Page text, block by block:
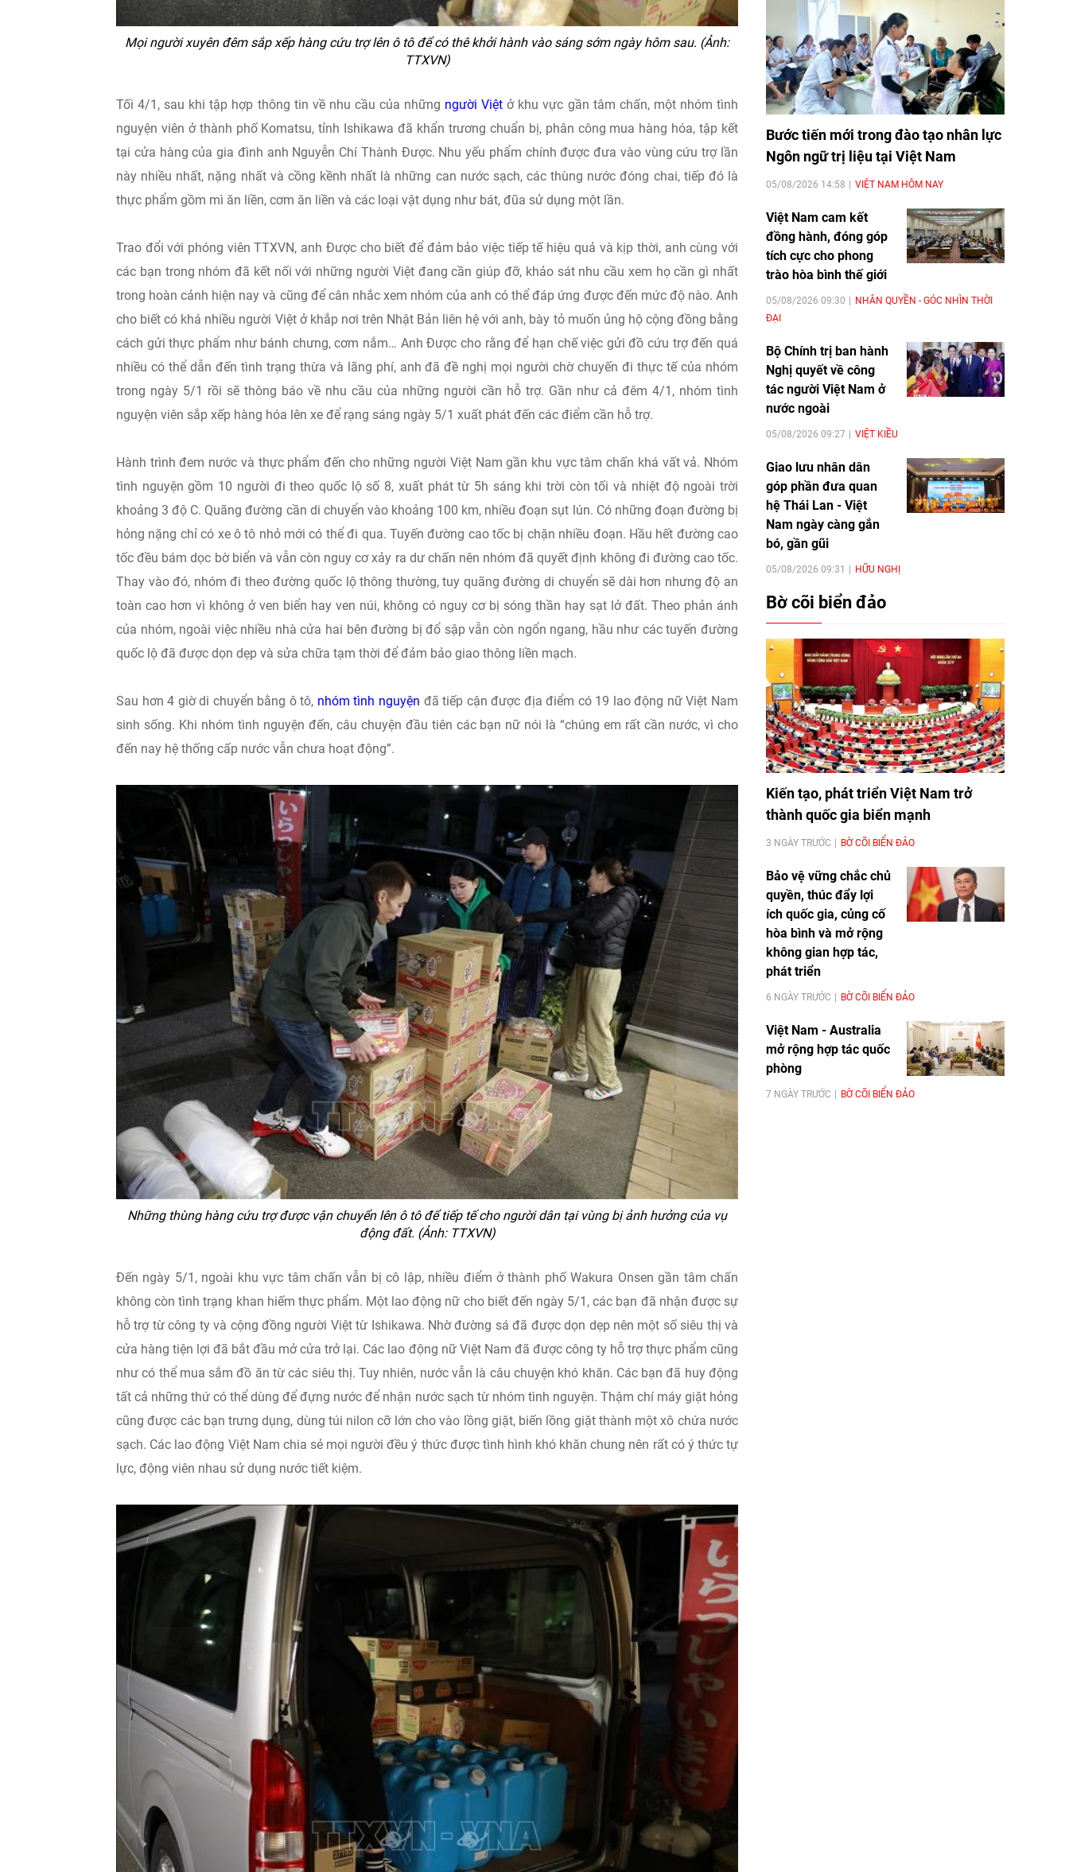
Mọi người xuyên đêm sắp xếp hàng cứu trợ lên ô tô để có thê khởi hành vào sáng sớm ngày hôm sau. (Ảnh:
TTXVN)
Tối 4/1, sau khi tập hợp thông tin về nhu cầu của những người Việt ở khu vực gần tâm chấn, một nhóm tình
nguyện viên ở thành phố Komatsu, tỉnh Ishikawa đã khẩn trương chuẩn bị, phân công mua hàng hóa, tập kết
tại cửa hàng của gia đình anh Nguyễn Chí Thành Được. Nhu yếu phẩm chính được đưa vào vùng cứu trợ lần
này nhiều nhất, nặng nhất và cồng kềnh nhất là những can nước sạch, các thùng nước đóng chai, tiếp đó là
thực phẩm gồm mì ăn liền, cơm ăn liền và các loại vật dụng như bát, đũa sử dụng một lần.
Trao đổi với phóng viên TTXVN, anh Được cho biết để đảm bảo việc tiếp tế hiệu quả và kịp thời, anh cùng với
các bạn trong nhóm đã kết nối với những người Việt đang cần giúp đỡ, khảo sát nhu cầu xem họ cần gì nhất
trong hoàn cảnh hiện nay và cũng để cân nhắc xem nhóm của anh có thể đáp ứng được đến mức độ nào. Anh
cho biết có khá nhiều người Việt ở khắp nơi trên Nhật Bản liên hệ với anh, bày tỏ muốn ủng hộ cộng đồng bằng
cách gửi thực phẩm như bánh chưng, cơm nắm… Anh Được cho rằng để hạn chế việc gửi đồ cứu trợ đến quá
nhiều có thể dẫn đến tình trạng thừa và lãng phí, anh đã đề nghị mọi người chờ chuyến đi thực tế của nhóm
trong ngày 5/1 rồi sẽ thông báo về nhu cầu của những người cần hỗ trợ. Gần như cả đêm 4/1, nhóm tình
nguyện viên sắp xếp hàng hóa lên xe để rạng sáng ngày 5/1 xuất phát đến các điểm cần hỗ trợ.
Hành trình đem nước và thực phẩm đến cho những người Việt Nam gần khu vực tâm chấn khá vất vả. Nhóm
tình nguyện gồm 10 người đi theo quốc lộ số 8, xuất phát từ 5h sáng khi trời còn tối và nhiệt độ ngoài trời
khoảng 3 độ C. Quãng đường cần di chuyển vào khoảng 100 km, nhiều đoạn sụt lún. Có những đoạn đường bị
hỏng nặng chỉ có xe ô tô nhỏ mới có thể đi qua. Tuyến đường cao tốc bị chặn nhiều đoạn. Hầu hết đường cao
tốc đều bám dọc bờ biển và vẫn còn nguy cơ xảy ra dư chấn nên nhóm đã quyết định không đi đường cao tốc.
Thay vào đó, nhóm đi theo đường quốc lộ thông thường, tuy quãng đường di chuyển sẽ dài hơn nhưng độ an
toàn cao hơn vì không ở ven biển hay ven núi, không có nguy cơ bị sóng thần hay sạt lở đất. Theo phản ánh
của nhóm, ngoài việc nhiều nhà cửa hai bên đường bị đổ sập vẫn còn ngổn ngang, hầu như các tuyến đường
quốc lộ đã được dọn dẹp và sửa chữa tạm thời để đảm bảo giao thông liền mạch.
Sau hơn 4 giờ di chuyển bằng ô tô, nhóm tình nguyện đã tiếp cận được địa điểm có 19 lao động nữ Việt Nam
sinh sống. Khi nhóm tình nguyện đến, câu chuyện đầu tiên các bạn nữ nói là “chúng em rất cần nước, vì cho
đến nay hệ thống cấp nước vẫn chưa hoạt động”.
Những thùng hàng cứu trợ được vận chuyển lên ô tô để tiếp tế cho người dân tại vùng bị ảnh hưởng của vụ
động đất. (Ảnh: TTXVN)
Đến ngày 5/1, ngoài khu vực tâm chấn vẫn bị cô lập, nhiều điểm ở thành phố Wakura Onsen gần tâm chấn
không còn tình trạng khan hiếm thực phẩm. Một lao động nữ cho biết đến ngày 5/1, các bạn đã nhận được sự
hỗ trợ từ công ty và cộng đồng người Việt từ Ishikawa. Nhờ đường sá đã được dọn dẹp nên một số siêu thị và
cửa hàng tiện lợi đã bắt đầu mở cửa trở lại. Các lao động nữ Việt Nam đã được công ty hỗ trợ thực phẩm cũng
như có thể mua sắm đồ ăn từ các siêu thị. Tuy nhiên, nước vẫn là câu chuyện khó khăn. Các bạn đã huy động
tất cả những thứ có thể dùng để đựng nước để nhận nước sạch từ nhóm tình nguyện. Thậm chí máy giặt hỏng
cũng được các bạn trưng dụng, dùng túi nilon cỡ lớn cho vào lồng giặt, biến lồng giặt thành một xô chứa nước
sạch. Các lao động Việt Nam chia sẻ mọi người đều ý thức được tình hình khó khăn chung nên rất có ý thức tự
lực, động viên nhau sử dụng nước tiết kiệm.
Bước tiến mới trong đào tạo nhân lực
Ngôn ngữ trị liệu tại Việt Nam
05/08/2026 14:58 VIỆT NAM HÔM NAY
Việt Nam cam kết
đồng hành, đóng góp
tích cực cho phong
trào hòa bình thế giới
05/08/2026 09:30
NHÂN QUYỀN - GÓC NHÌN THỜI
ĐẠI
Bộ Chính trị ban hành
Nghị quyết về công
tác người Việt Nam ở
nước ngoài
05/08/2026 09:27 VIỆT KIỀU
Giao lưu nhân dân
góp phần đưa quan
hệ Thái Lan - Việt
Nam ngày càng gắn
bó, gần gũi
05/08/2026 09:31 HỮU NGHỊ
Bờ cõi biển đảo
Kiến tạo, phát triển Việt Nam trở
thành quốc gia biển mạnh
3 NGÀY TRƯỚC BỜ CÕI BIỂN ĐẢO
Bảo vệ vững chắc chủ
quyền, thúc đẩy lợi
ích quốc gia, củng cố
hòa bình và mở rộng
không gian hợp tác,
phát triển
6 NGÀY TRƯỚC BỜ CÕI BIỂN ĐẢO
Việt Nam - Australia
mở rộng hợp tác quốc
phòng
7 NGÀY TRƯỚC BỜ CÕI BIỂN ĐẢO